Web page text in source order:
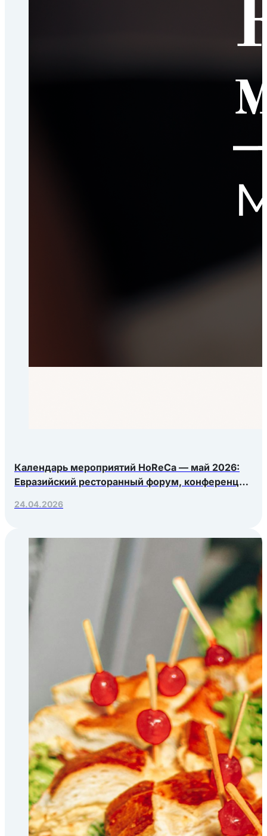
Календарь мероприятий HoReCa — май 2026:
Евразийский ресторанный форум, конференция
24.04.2026